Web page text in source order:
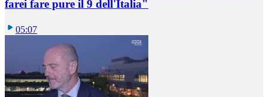
farei fare pure il 9 dell'Italia"
05:07